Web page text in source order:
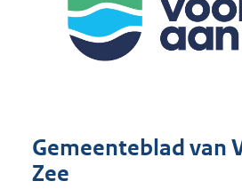
Gemeenteblad van
Zee